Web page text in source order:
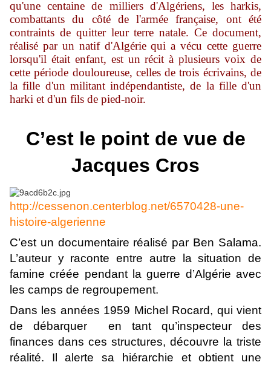
qu'une centaine de milliers d'Algériens, les harkis,
combattants du côté de l'armée française, ont été
contraints de quitter leur terre natale. Ce document,
réalisé par un natif d'Algérie qui a vécu cette guerre
lorsqu'il était enfant, est un récit à plusieurs voix de
cette période douloureuse, celles de trois écrivains, de
la fille d'un militant indépendantiste, de la fille d'un
harki et d'un fils de pied-noir.
C’est le point de vue de
Jacques Cros
http://cessenon.centerblog.net/6570428-une-
histoire-algerienne
C’est un documentaire réalisé par Ben Salama.
L’auteur y raconte entre autre la situation de
famine créée pendant la guerre d’Algérie avec
les camps de regroupement.
Dans les années 1959 Michel Rocard, qui vient
de débarquer en tant qu’inspecteur des
finances dans ces structures, découvre la triste
réalité. Il alerte sa hiérarchie et obtient une